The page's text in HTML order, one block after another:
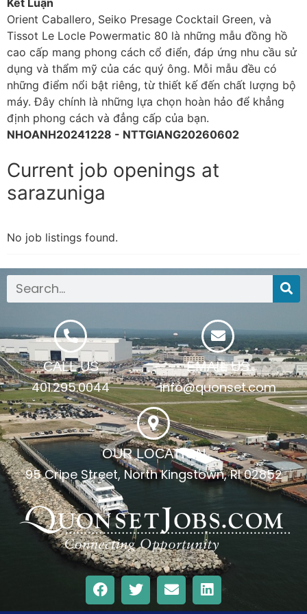
Orient Caballero, Seiko Presage Cocktail Green, và
Tissot Le Locle Powermatic 80 là những mẫu đồng hồ
cao cấp mang phong cách cổ điển, đáp ứng nhu cầu sử
dụng và thẩm mỹ của các quý ông. Mỗi mẫu đều có
những điểm nổi bật riêng, từ thiết kế đến chất lượng bộ
máy. Đây chính là những lựa chọn hoàn hảo để khẳng
định phong cách và đẳng cấp của bạn.
NHOANH20241228 - NTTGIANG20260602
Current job openings at
sarazuniga
No job listings found.
CALL US
401.295.0044
EMAIL US
info@quonset.com
OUR LOCATION
95 Cripe Street, North Kingstown, RI 02852